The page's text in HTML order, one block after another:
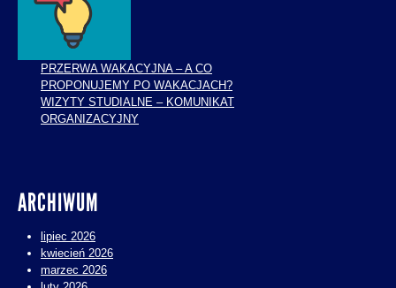
PRZERWA WAKACYJNA – A CO
PROPONUJEMY PO WAKACJACH?
WIZYTY STUDIALNE – KOMUNIKAT
ORGANIZACYJNY
ARCHIWUM
lipiec 2026
kwiecień 2026
marzec 2026